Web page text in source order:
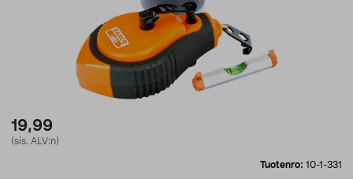
19,99
(sis. ALV:n)
Tuotenro: 10-1-331